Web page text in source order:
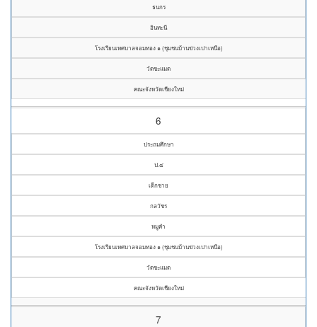
ธนกร
อินทะนี
โรงเรียนเทศบาลจอมทอง ๑ (ชุมชนบ้านข่วงเปาเหนือ)
วัดขะแมด
คณะจังหวัดเชียงใหม่
6
ประถมศึกษา
ป.๔
เด็กชาย
กลวัชร
หมูคำ
โรงเรียนเทศบาลจอมทอง ๑ (ชุมชนบ้านข่วงเปาเหนือ)
วัดขะแมด
คณะจังหวัดเชียงใหม่
7